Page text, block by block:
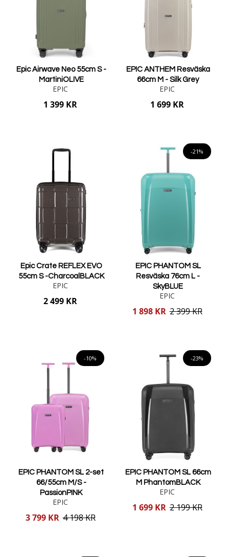
Epic Airwave Neo 55cm S -
MartiniOLIVE
EPIC
1 399 KR
EPIC ANTHEM Resväska
66cm M - Silk Grey
EPIC
1 699 KR
Epic Crate REFLEX EVO
55cm S -CharcoalBLACK
EPIC
2 499 KR
-21%
EPIC PHANTOM SL
Resväska 76cm L -
SkyBLUE
EPIC
Reducerat
1 898 KR 2 399 KR
-10%
EPIC PHANTOM SL 2-set
66/55cm M/S -
PassionPINK
EPIC
Reducerat
3 799 KR 4 198 KR
-23%
EPIC PHANTOM SL 66cm
M PhantomBLACK
EPIC
Reducerat
1 699 KR 2 199 KR